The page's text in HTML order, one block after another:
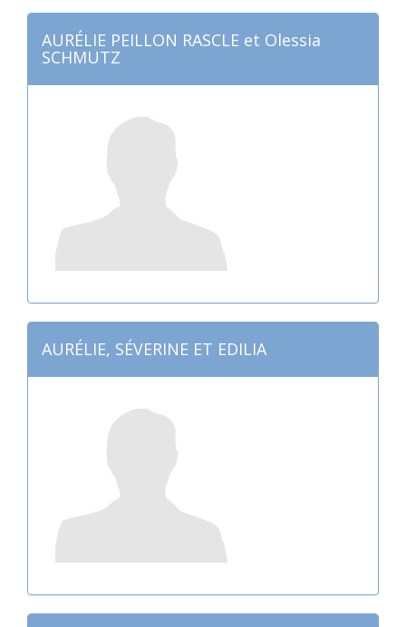
AURÉLIE PEILLON RASCLE et Olessia
SCHMUTZ
AURÉLIE, SÉVERINE ET EDILIA